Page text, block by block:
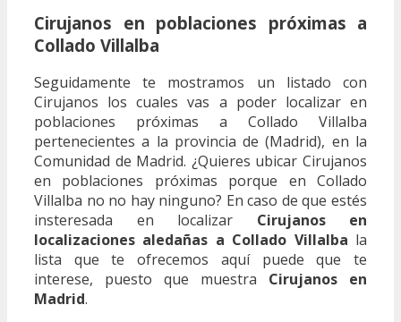
Cirujanos en poblaciones próximas a
Collado Villalba
Seguidamente te mostramos un listado con
Cirujanos los cuales vas a poder localizar en
poblaciones próximas a Collado Villalba
pertenecientes a la provincia de (Madrid), en la
Comunidad de Madrid. ¿Quieres ubicar Cirujanos
en poblaciones próximas porque en Collado
Villalba no no hay ninguno? En caso de que estés
insteresada en localizar Cirujanos en
localizaciones aledañas a Collado Villalba la
lista que te ofrecemos aquí puede que te
interese, puesto que muestra Cirujanos en
Madrid.